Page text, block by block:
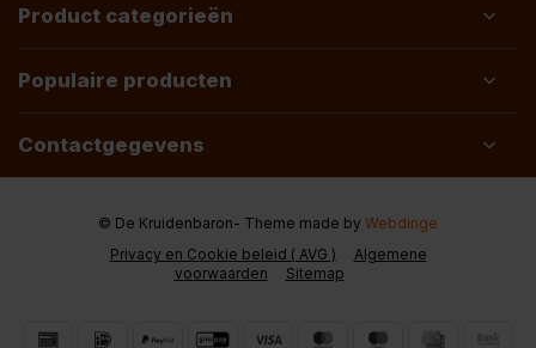
Product categorieën
Populaire producten
Contactgegevens
Privacy en Cookie beleid ( AVG )
Algemene
voorwaarden
Sitemap
© De Kruidenbaron- Theme made by Webdinge